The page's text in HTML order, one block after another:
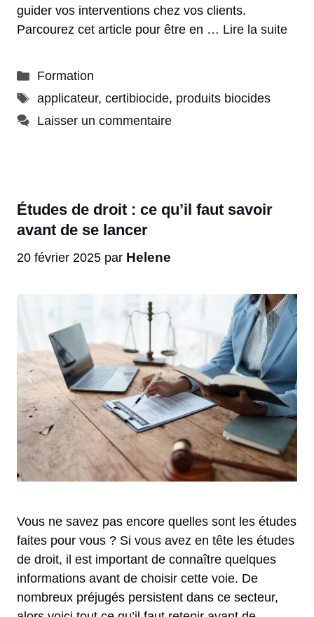
guider vos interventions chez vos clients.
Parcourez cet article pour être en … Lire la suite
Catégories
Formation
Étiquettes
applicateur, certibiocide, produits biocides
Laisser un commentaire
Études de droit : ce qu’il faut savoir
avant de se lancer
20 février 2025 par Helene
Vous ne savez pas encore quelles sont les études
faites pour vous ? Si vous avez en tête les études
de droit, il est important de connaître quelques
informations avant de choisir cette voie. De
nombreux préjugés persistent dans ce secteur,